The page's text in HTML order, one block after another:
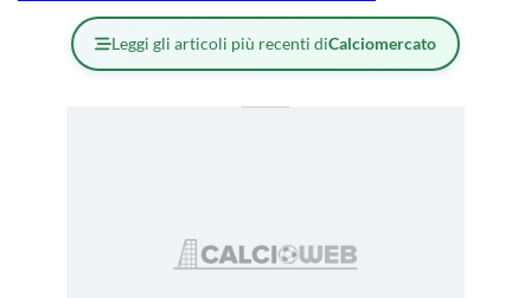
Leggi gli articoli più recenti diCalciomercato